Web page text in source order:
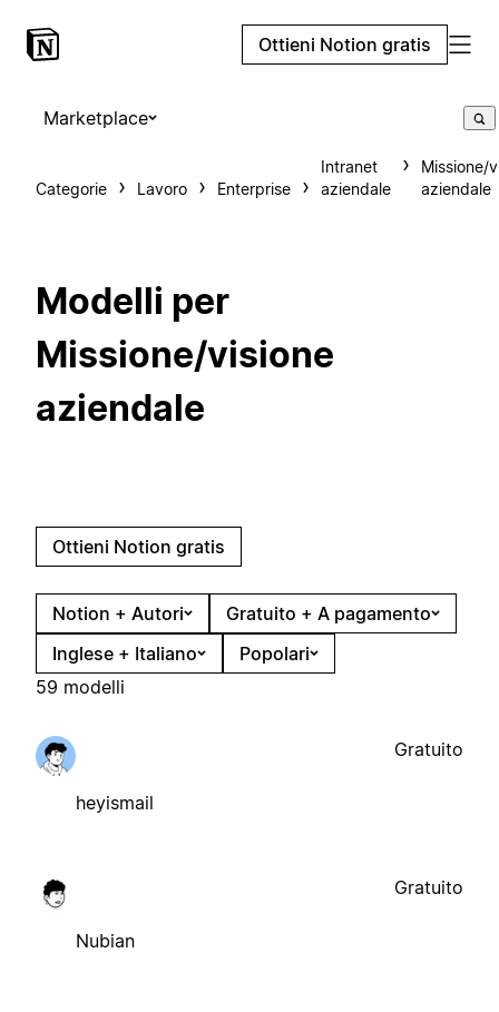
Ottieni Notion gratis
Marketplace
Categorie Lavoro Enterprise
Intranet
aziendale
Missione/
aziendale
Modelli per
Missione/visione
aziendale
Ottieni Notion gratis
Notion + Autori
Gratuito + A pagamento
Inglese + Italiano
Popolari
59 modelli
heyismail
Gratuito
Nubian
Gratuito